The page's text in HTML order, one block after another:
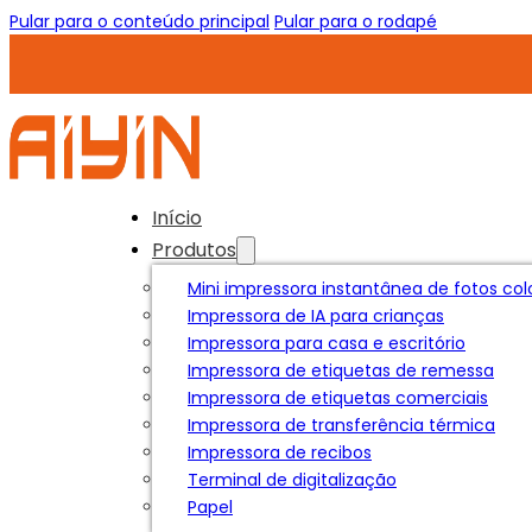
Pular para o conteúdo principal Pular para o rodapé
Início
Produtos
Mini impressora instantânea de fotos
Impressora de IA para crianças
Impressora para casa e escritório
Impressora de etiquetas de remessa
Impressora de etiquetas comerciais
Impressora de transferência térmica
Impressora de recibos
Terminal de digitalização
Papel